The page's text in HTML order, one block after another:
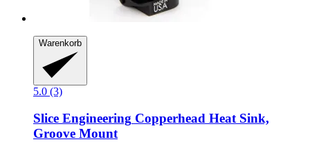
Warenkorb
5.0 (3)
Slice Engineering Copperhead Heat Sink,
Groove Mount